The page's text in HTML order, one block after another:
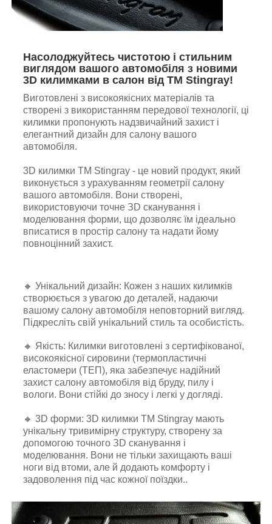
Насолоджуйтесь чистотою і стильним
виглядом вашого автомобіля з новими
3D килимками в салон від TM Stingray!
Виготовлені з високоякісних матеріалів та
створені з використанням передової технології, ці
килимки пропонують надзвичайний захист і
елегантний дизайн для салону вашого
автомобіля.
3D килимки TM Stingray - це новий продукт, який
виконується з урахуванням геометрії салону
вашого автомобіля. Вони створені,
використовуючи точне ЗD сканування і
моделювання форми, що дозволяє їм ідеально
вписатися в простір салону та надати йому
повноцінний захист.
🔸 Унікальний дизайн: Кожен з наших килимків
створюється з увагою до деталей, надаючи
вашому салону автомобіля неповторний вигляд.
Підкресліть свій унікальний стиль та особистість.
🔸 Якість: Килимки виготовлені з сертифікованої,
високоякісної сировини (термопластичні
еластомери (ТЕП), яка забезпечує надійний
захист салону автомобіля від бруду, пилу і
вологи. Вони стійкі до зносу і легкі у догляді.
🔸 3D форми: 3D килимки TM Stingray мають
унікальну тривимірну структуру, створену за
допомогою точного ЗD сканування і
моделювання. Вони не тільки захищають ваші
ноги від втоми, але й додають комфорту і
задоволення під час кожної поїздки..